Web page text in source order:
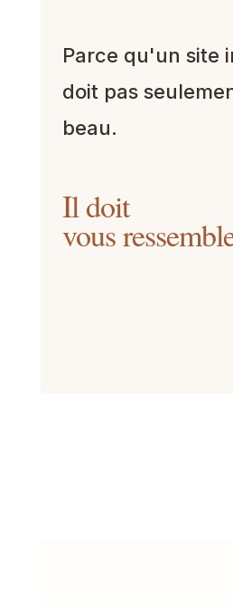
Parce qu'un site
doit pas
beau.
Il doit
vous